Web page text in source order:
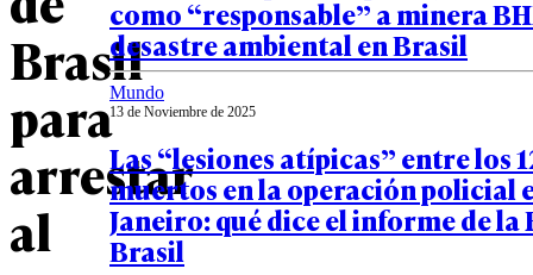
Brasil
para
arrestar
al
como “responsable” a minera
desastre ambiental en Brasil
Mundo
13 de Noviembre de 2025
Las “lesiones atípicas” entre los
muertos en la operación policial
Janeiro: qué dice el informe de la
Brasil